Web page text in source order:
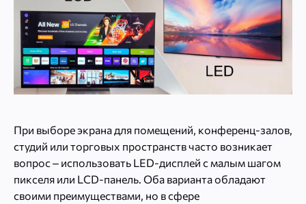
При выборе экрана для помещений, конференц-залов,
студий или торговых пространств часто возникает
вопрос – использовать LED-дисплей с малым шагом
пикселя или LCD-панель. Оба варианта обладают
своими преимуществами, но в сфере